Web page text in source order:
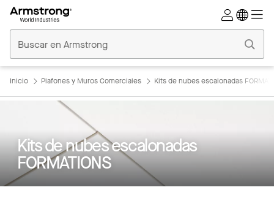
Comerciales
Inicio
Inicio Plafones y Muros Comerciales Kits de nubes escalonadas
Kits de nubes escalonadas
FORMATIONS